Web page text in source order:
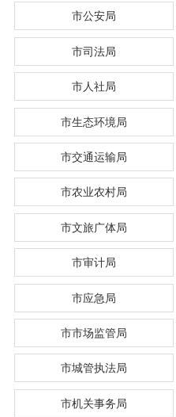
市公安局
市司法局
市人社局
市生态环境局
市交通运输局
市农业农村局
市文旅广体局
市审计局
市应急局
市市场监管局
市城管执法局
市机关事务局